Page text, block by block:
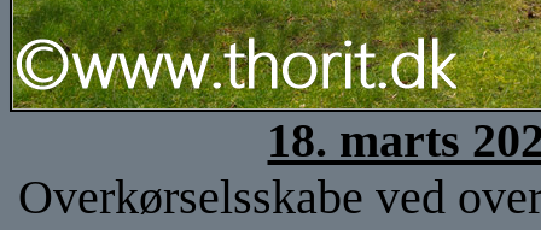
18. marts
Overkørselsskabe ved